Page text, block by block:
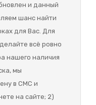
и данный
шанс найти
для Вас. Для
всё ровно
нашего наличия
мы
в СМС и
на сайте; 2)